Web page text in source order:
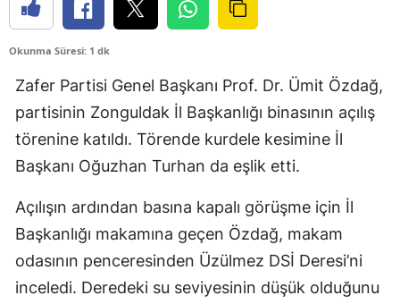
Okunma Süresi: 1 dk
Zafer Partisi Genel Başkanı Prof. Dr. Ümit Özdağ,
partisinin Zonguldak İl Başkanlığı binasının açılış
törenine katıldı. Törende kurdele kesimine İl
Başkanı Oğuzhan Turhan da eşlik etti.
Açılışın ardından basına kapalı görüşme için İl
Başkanlığı makamına geçen Özdağ, makam
odasının penceresinden Üzülmez DSİ Deresi’ni
inceledi. Deredeki su seviyesinin düşük olduğunu